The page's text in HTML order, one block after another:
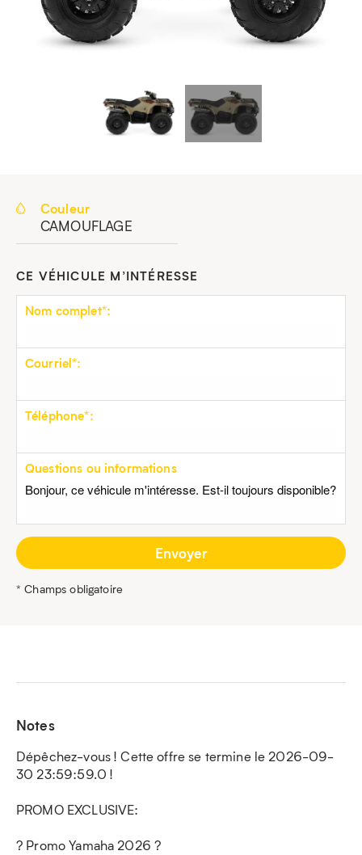
Couleur
CAMOUFLAGE
CE VÉHICULE M’INTÉRESSE
Nom complet*:
Courriel*:
Téléphone*:
Questions ou informations
* Champs obligatoire
Notes
Dépêchez-vous ! Cette offre se termine le 2026-09-
30 23:59:59.0 !
PROMO EXCLUSIVE:
? Promo Yamaha 2026 ?